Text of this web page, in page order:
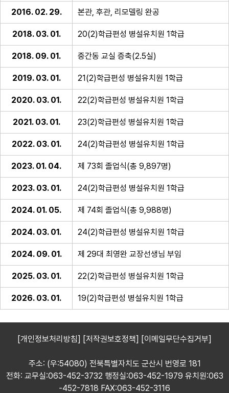
2016. 02. 29. 본관, 후관, 리모델링 완공
2018. 03. 01. 20(2)학급편성 병설유치원 1학급
2018. 09. 01. 중간동 교실 증축(2.5실)
2019. 03. 01. 21(2)학급편성 병설유치원 1학급
2020. 03. 01. 22(2)학급편성 병설유치원 1학급
2021. 03. 01. 23(2)학급편성 병설유치원 1학급
2022. 03. 01. 24(2)학급편성 병설유치원 1학급
2023. 01. 04. 제 73회 졸업식(총 9,897명)
2023. 03. 01. 24(2)학급편성 병설유치원 1학급
2024. 01. 05. 제 74회 졸업식(총 9,988명)
2024. 03. 01. 24(2)학급편성 병설유치원 1학급
2024. 09. 01. 제 29대 최영완 교장선생님 부임
2025. 03. 01. 22(2)학급편성 병설유치원 1학급
2026. 03. 01. 19(2)학급편성 병설유치원 1학급
[개인정보처리방침] [저작권보호정책] [이메일무단수집거부]
주소: (우:54080) 전북특별자치도 군산시 번영로 181
전화: 교무실:063-452-3732 행정실:063-452-1979 유치원:063
-452-7818 FAX:063-452-3116